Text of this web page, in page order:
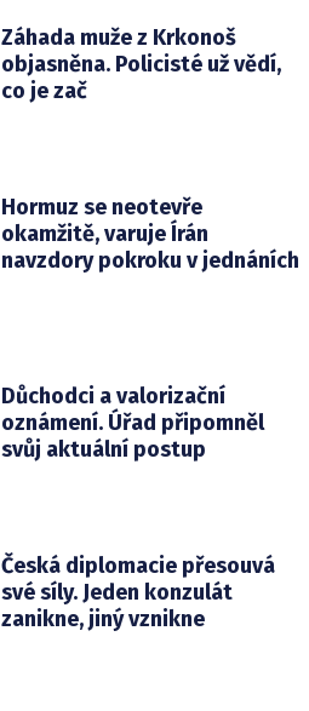
Záhada muže z Krkonoš
objasněna. Policisté už vědí,
co je zač
Hormuz se neotevře
okamžitě, varuje Írán
navzdory pokroku v jednáních
Důchodci a valorizační
oznámení. Úřad připomněl
svůj aktuální postup
Česká diplomacie přesouvá
své síly. Jeden konzulát
zanikne, jiný vznikne